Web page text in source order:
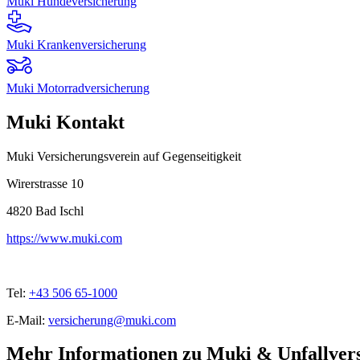
Muki Krankenversicherung
Muki Motorradversicherung
Muki Kontakt
Muki Versicherungsverein auf Gegenseitigkeit
Wirerstrasse 10
4820 Bad Ischl
https://www.muki.com
Tel: +43 506 65-1000
E-Mail: versicherung@muki.com
Mehr Informationen zu Muki &